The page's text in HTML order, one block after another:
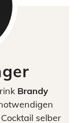
Brandy
selber